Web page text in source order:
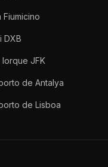
Fiumicino
DXB
Iorque JFK
de Antalya
de Lisboa